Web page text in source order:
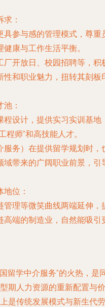
求 ：
具参与感的管理模式，尊重
康与工作生活平衡。
厂开放日、校园招聘等，积
性和职业魅力，扭转其刻板
池 ：
程设计，提供实习实训基地
程师”和高技能人才。
服务）在提供留学规划时，
域带来的广阔职业前景，引
地位 ：
管理等微笑曲线两端延伸，
高端的制造业，自然能吸引
留学中介服务”的火热，是
期人力资源的重新配置与价
是传统发展模式与新生代劳